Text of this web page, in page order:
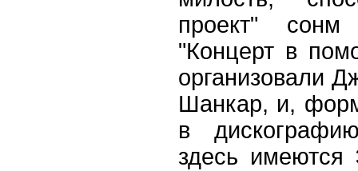
проект" сонм
"Концерт в
организовали
Шанкар, и,
в
здесь имеются